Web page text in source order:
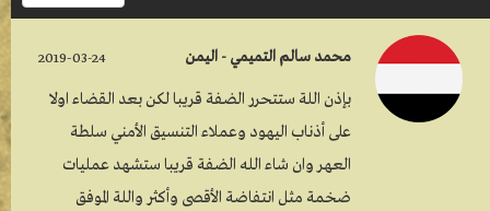
محمد سالم التميمي - اليمن 2019-03-24
بإذن اللة ستتحرر الضفة قريبا لكن بعد القضاء اولا
على أذناب اليهود وعملاء التنسيق الأمني سلطة
العهر وان شاء الله الضفة قريبا ستشهد عمليات
ضخمة مثل انتفاضة الأقصى وأكثر واللة الموفق